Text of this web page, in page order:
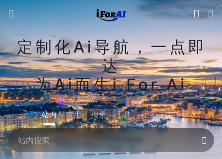
定制化Ai导航，一点即
达
为Ai而生i For Ai
站内 常用 搜索 工具 社区 生活